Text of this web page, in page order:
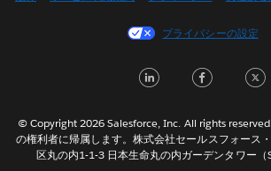
Français (Canada)
Italiano
Nederlands
Português
プライバシーの設定
LinkedIn
© Copyright 2026 Salesforce, Inc. All rights
の権利者に帰属します。株式会社セールスフォース
区丸の内1-1-3 日本生命丸の内ガーデンタワー（